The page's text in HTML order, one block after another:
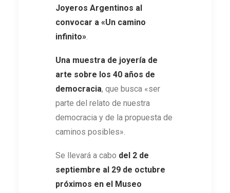
Joyeros Argentinos al
convocar a «Un camino
infinito».
Una muestra de joyería de
arte sobre los 40 años de
democracia, que busca «ser
parte del relato de nuestra
democracia y de la propuesta de
caminos posibles».
Se llevará a cabo del 2 de
septiembre al 29 de octubre
próximos en el Museo